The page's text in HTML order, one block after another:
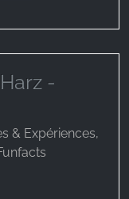
-
& Expériences,